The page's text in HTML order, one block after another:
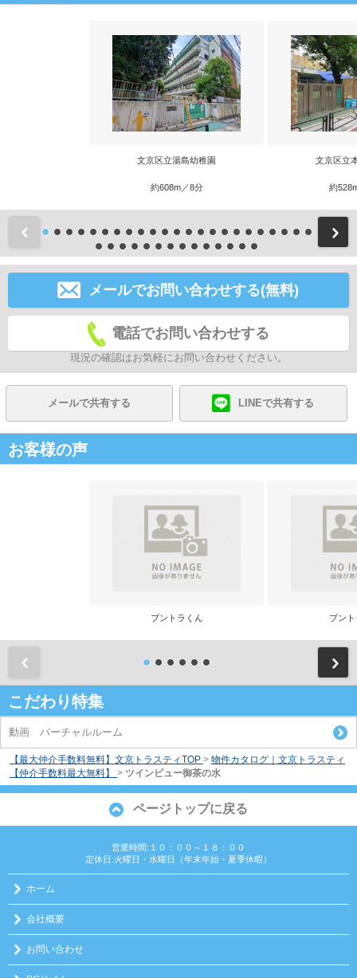
文京区立湯島幼稚園
約608m／8分
文京区立
約
前
メールでお問い合わせする(無料)
電話でお問い合わせする
現況の確認はお気軽にお問い合わせください。
メールで共有する LINEで共有する
お客様の声
ブントラくん ブン
こだわり特集
動画 バーチャルルーム
【最大仲介手数料無料】文京トラスティTOP > 物件カタログ｜文京トラスティ
【仲介手数料最大無料】
> ツインビュー御茶の水
ページトップに戻る
営業時間:１０：００～１８：００
定休日:火曜日・水曜日（年末年始・夏季休暇）
ホーム
会社概要
お問い合わせ